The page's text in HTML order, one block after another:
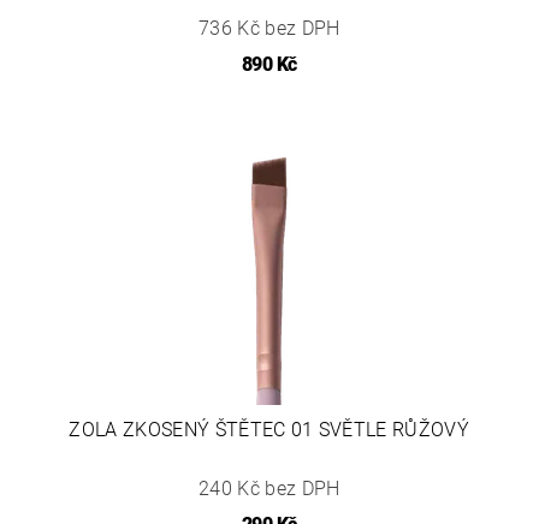
736 Kč bez DPH
890 Kč
ZOLA ZKOSENÝ ŠTĚTEC 01 SVĚTLE RŮŽOVÝ
240 Kč bez DPH